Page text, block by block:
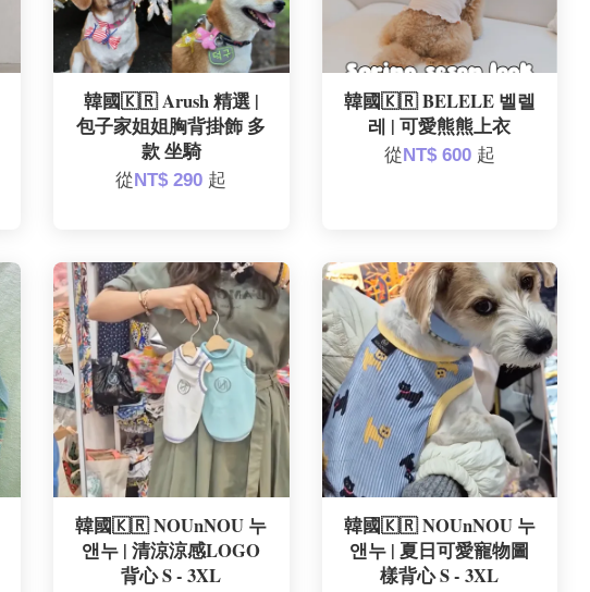
韓國🇰🇷 Arush 精選 |
包子家姐姐胸背掛飾 多
款 坐騎
從NT$ 290 起
韓國🇰🇷 BELELE 벨렐
레 | 可愛熊熊上衣
從NT$ 600 起
韓國🇰🇷 NOUnNOU 누
앤누 | 清涼涼感LOGO
背心 S - 3XL
韓國🇰🇷 NOUnNOU 누
앤누 | 夏日可愛寵物圖
樣背心 S - 3XL